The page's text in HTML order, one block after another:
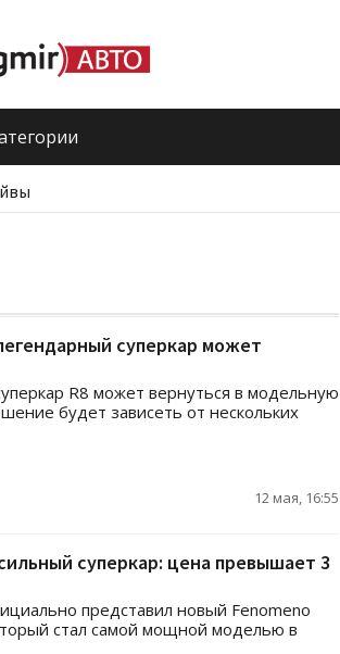
суперкар может
R8 может вернуться в модельную
будет зависеть от нескольких
12 мая, 16:55
суперкар: цена превышает 3
представил новый Fenomeno
стал самой мощной моделью в